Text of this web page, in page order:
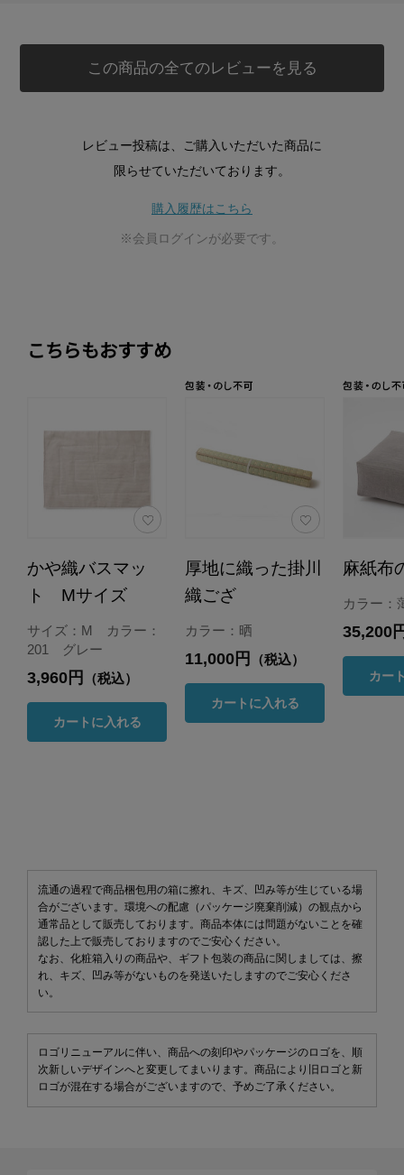
この商品の全てのレビューを見る
レビュー投稿は、ご購入いただいた商品に
限らせていただいております。
購入履歴はこちら
※会員ログインが必要です。
こちらもおすすめ
かや織バスマッ
ト Mサイズ
サイズ：M カラー：
201 グレー
3,960円 （税込）
カートに入れる
厚地に織った掛川
織ござ
カラー：晒
11,000円 （税込）
カートに入れる
麻紙布
カラー：
35,200
カー
流通の過程で商品梱包用の箱に擦れ、キズ、凹み等が生じている場
合がございます。環境への配慮（パッケージ廃棄削減）の観点から
通常品として販売しております。商品本体には問題がないことを確
認した上で販売しておりますのでご安心ください。
なお、化粧箱入りの商品や、ギフト包装の商品に関しましては、擦
れ、キズ、凹み等がないものを発送いたしますのでご安心くださ
い。
ロゴリニューアルに伴い、商品への刻印やパッケージのロゴを、順
次新しいデザインへと変更してまいります。商品により旧ロゴと新
ロゴが混在する場合がございますので、予めご了承ください。